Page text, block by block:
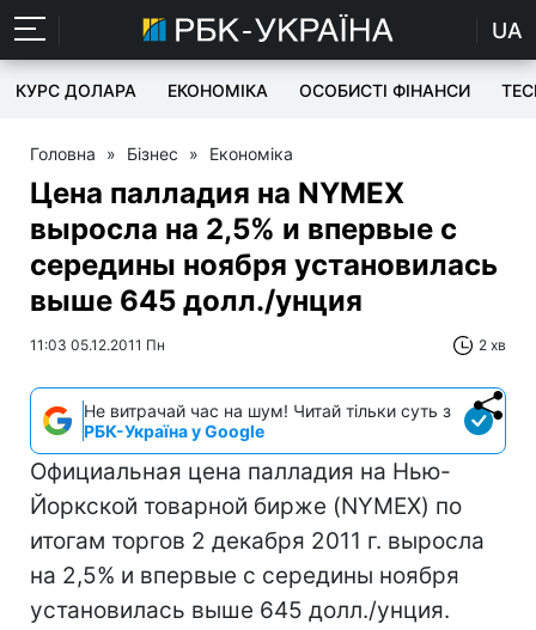
UA
КУРС ДОЛАРА ЕКОНОМІКА ОСОБИСТІ ФІНАНСИ
Головна » Бізнес » Економіка
Цена палладия на NYMEX
выросла на 2,5% и впервые с
середины ноября установилась
выше 645 долл./унция
11:03 05.12.2011 Пн 2 хв
Не витрачай час на шум! Читай тільки суть з
РБК-Україна у Google
Официальная цена палладия на Нью-
Йоркской товарной бирже (NYMEX) по
итогам торгов 2 декабря 2011 г. выросла
на 2,5% и впервые с середины ноября
установилась выше 645 долл./унция.